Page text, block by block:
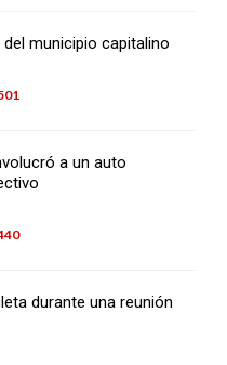
municipio capitalino
a un auto
durante una reunión